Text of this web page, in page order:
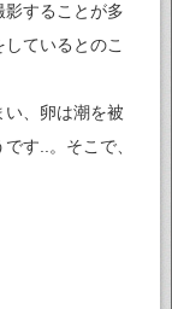
することが多
ているとのこ
い、卵は潮を被
す..。そこで、